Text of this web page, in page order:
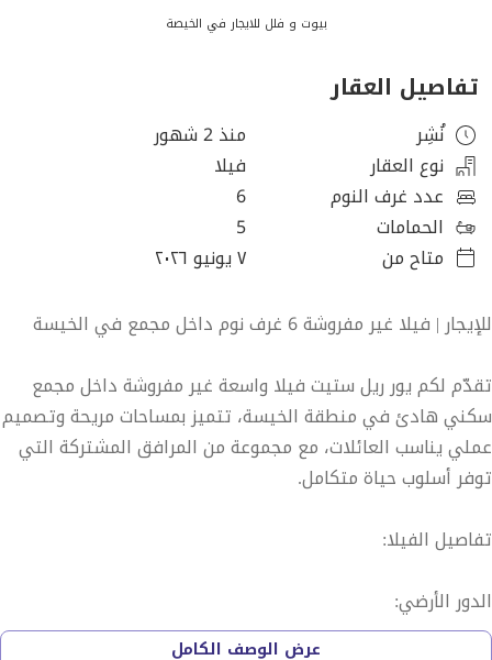
بيوت و فلل للايجار في الخيصة
تفاصيل العقار
نُشِر
منذ 2 شهور
نوع العقار
فيلا
عدد غرف النوم
6
الحمامات
5
متاح من
٧ يونيو ٢٠٢٦
للإيجار | فيلا غير مفروشة 6 غرف نوم داخل مجمع في الخيسة
تقدّم لكم يور ريل ستيت فيلا واسعة غير مفروشة داخل مجمع
سكني هادئ في منطقة الخيسة، تتميز بمساحات مريحة وتصميم
عملي يناسب العائلات، مع مجموعة من المرافق المشتركة التي
توفر أسلوب حياة متكامل.
تفاصيل الفيلا:
الدور الأرضي:
• غرفة نوم
عرض الوصف الكامل